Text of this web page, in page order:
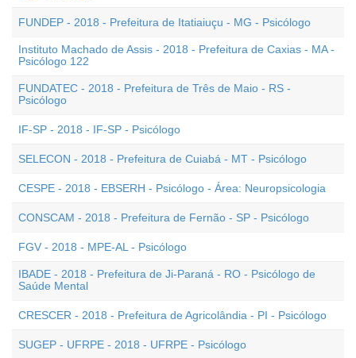
FUNDEP - 2018 - Prefeitura de Itatiaiuçu - MG - Psicólogo
Instituto Machado de Assis - 2018 - Prefeitura de Caxias - MA -
Psicólogo 122
FUNDATEC - 2018 - Prefeitura de Três de Maio - RS -
Psicólogo
IF-SP - 2018 - IF-SP - Psicólogo
SELECON - 2018 - Prefeitura de Cuiabá - MT - Psicólogo
CESPE - 2018 - EBSERH - Psicólogo - Área: Neuropsicologia
CONSCAM - 2018 - Prefeitura de Fernão - SP - Psicólogo
FGV - 2018 - MPE-AL - Psicólogo
IBADE - 2018 - Prefeitura de Ji-Paraná - RO - Psicólogo de
Saúde Mental
CRESCER - 2018 - Prefeitura de Agricolândia - PI - Psicólogo
SUGEP - UFRPE - 2018 - UFRPE - Psicólogo